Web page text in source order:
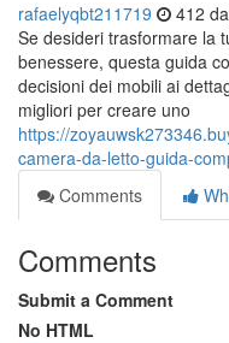
rafaelyqbt211719 412
Se desideri trasformare la
benessere, questa guida
decisioni dei mobili ai
migliori per creare uno
https://
camera-da-letto-guida-
Comments
Comments
Submit a Comment
No HTML